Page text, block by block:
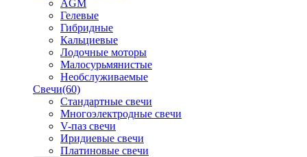
AGM
Гелевые
Гибридные
Кальциевые
Лодочные моторы
Малосурьмянистые
Необслуживаемые
Свечи(60)
Стандартные свечи
Многоэлектродные свечи
V-паз свечи
Иридиевые свечи
Платиновые свечи